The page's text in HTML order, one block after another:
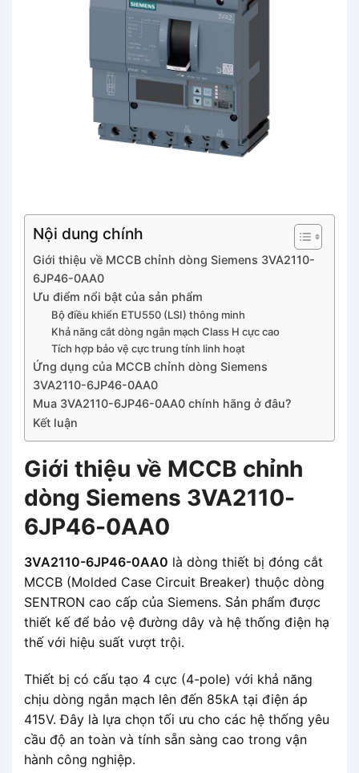
Nội dung chính
Giới thiệu về MCCB chỉnh dòng Siemens 3VA2110-
6JP46-0AA0
Ưu điểm nổi bật của sản phẩm
Bộ điều khiển ETU550 (LSI) thông minh
Khả năng cắt dòng ngắn mạch Class H cực cao
Tích hợp bảo vệ cực trung tính linh hoạt
Ứng dụng của MCCB chỉnh dòng Siemens
3VA2110-6JP46-0AA0
Mua 3VA2110-6JP46-0AA0 chính hãng ở đâu?
Kết luận
Giới thiệu về MCCB chỉnh
dòng Siemens 3VA2110-
6JP46-0AA0
3VA2110-6JP46-0AA0 là dòng thiết bị đóng cắt
MCCB (Molded Case Circuit Breaker) thuộc dòng
SENTRON cao cấp của Siemens. Sản phẩm được
thiết kế để bảo vệ đường dây và hệ thống điện hạ
thế với hiệu suất vượt trội.
Thiết bị có cấu tạo 4 cực (4-pole) với khả năng
chịu dòng ngắn mạch lên đến 85kA tại điện áp
415V. Đây là lựa chọn tối ưu cho các hệ thống yêu
cầu độ an toàn và tính sẵn sàng cao trong vận
hành công nghiệp.